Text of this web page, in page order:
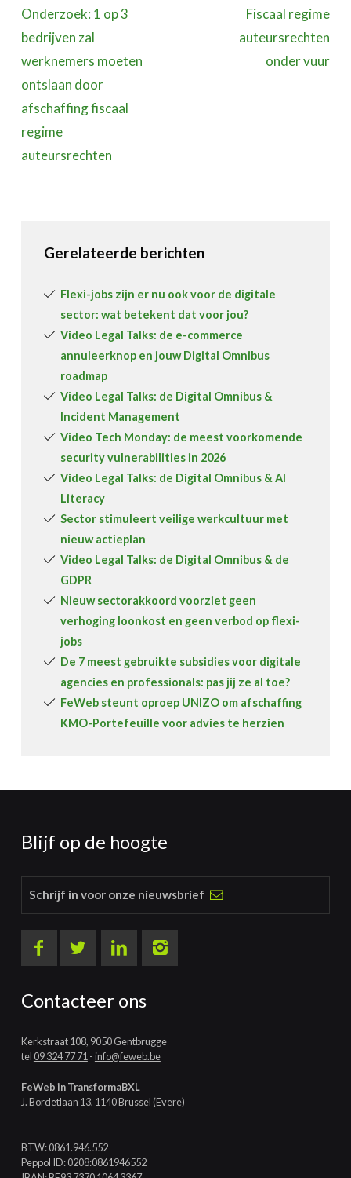
Onderzoek: 1 op 3
bedrijven zal
werknemers moeten
ontslaan door
afschaffing fiscaal
regime
auteursrechten
Fiscaal regime
auteursrechten
onder vuur
Gerelateerde berichten
Flexi-jobs zijn er nu ook voor de digitale
sector: wat betekent dat voor jou?
Video Legal Talks: de e-commerce
annuleerknop en jouw Digital Omnibus
roadmap
Video Legal Talks: de Digital Omnibus &
Incident Management
Video Tech Monday: de meest voorkomende
security vulnerabilities in 2026
Video Legal Talks: de Digital Omnibus & AI
Literacy
Sector stimuleert veilige werkcultuur met
nieuw actieplan
Video Legal Talks: de Digital Omnibus & de
GDPR
Nieuw sectorakkoord voorziet geen
verhoging loonkost en geen verbod op flexi-
jobs
De 7 meest gebruikte subsidies voor digitale
agencies en professionals: pas jij ze al toe?
FeWeb steunt oproep UNIZO om afschaffing
KMO-Portefeuille voor advies te herzien
Blijf op de hoogte
Schrijf in voor onze nieuwsbrief
Contacteer ons
Kerkstraat 108, 9050 Gentbrugge
tel09 324 77 71-info@feweb.be
FeWeb in TransformaBXL
J. Bordetlaan 13, 1140 Brussel (Evere)
BTW: 0861.946.552
Peppol ID: 0208:0861946552